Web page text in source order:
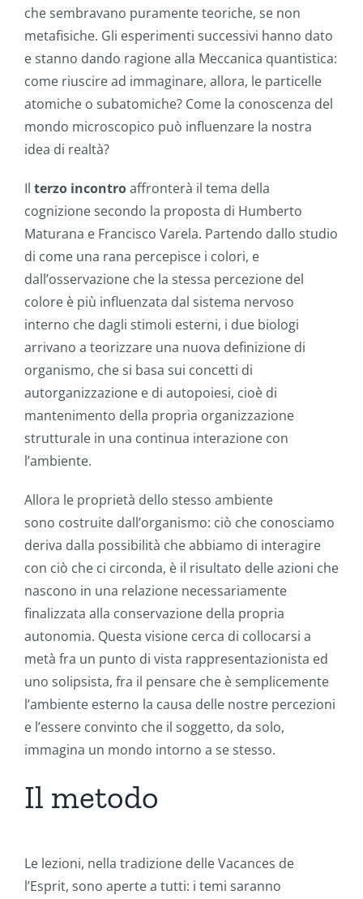
che sembravano puramente teoriche, se non
metafisiche. Gli esperimenti successivi hanno dato
e stanno dando ragione alla Meccanica quantistica:
come riuscire ad immaginare, allora, le particelle
atomiche o subatomiche? Come la conoscenza del
mondo microscopico può influenzare la nostra
idea di realtà?
Il terzo incontroaffronterà il tema della
cognizione secondo la proposta di Humberto
Maturana e Francisco Varela. Partendo dallo studio
di come una rana percepisce i colori, e
dall’osservazione che la stessa percezione del
colore è più influenzata dal sistema nervoso
interno che dagli stimoli esterni, i due biologi
arrivano a teorizzare una nuova definizione di
organismo, che si basa sui concetti di
autorganizzazione e di autopoiesi, cioè di
mantenimento della propria organizzazione
strutturale in una continua interazione con
l’ambiente.
Allora le proprietà dello stesso ambiente
sono costruite dall’organismo: ciò che conosciamo
deriva dalla possibilità che abbiamo di interagire
con ciò che ci circonda, è il risultato delle azioni che
nascono in una relazione necessariamente
finalizzata alla conservazione della propria
autonomia. Questa visione cerca di collocarsi a
metà fra un punto di vista rappresentazionista ed
uno solipsista, fra il pensare che è semplicemente
l’ambiente esterno la causa delle nostre percezioni
e l’essere convinto che il soggetto, da solo,
immagina un mondo intorno a se stesso.
Il metodo
Le lezioni, nella tradizione delle Vacances de
l’Esprit, sono aperte a tutti: i temi saranno